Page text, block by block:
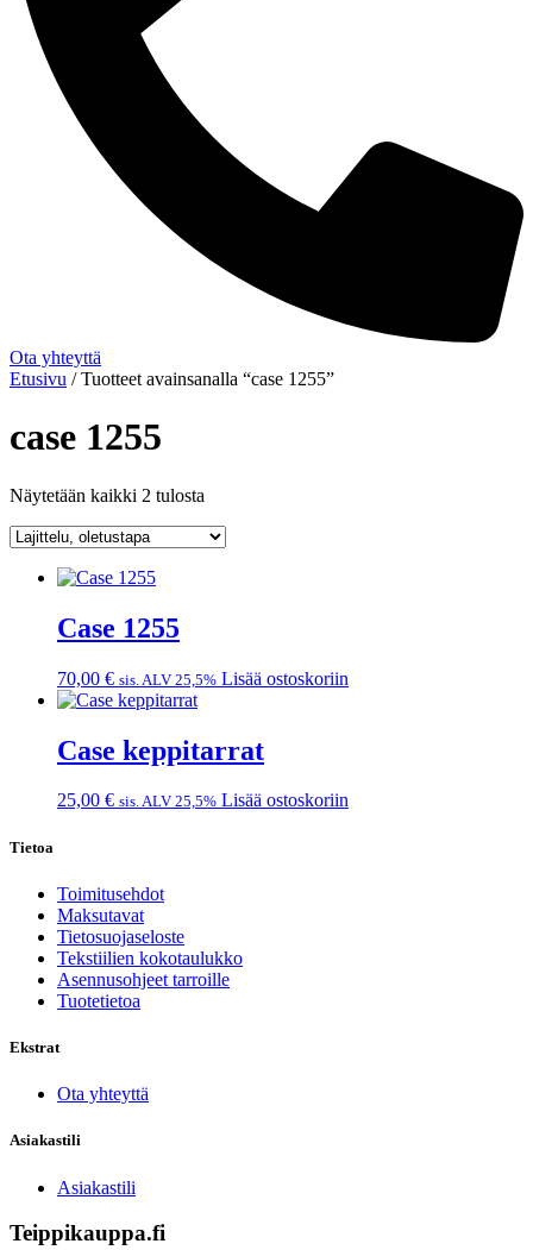
Ota yhteyttä
Etusivu / Tuotteet avainsanalla “case 1255”
case 1255
Näytetään kaikki 2 tulosta
Case 1255
70,00 € sis. ALV 25,5% Lisää ostoskoriin
Case keppitarrat
25,00 € sis. ALV 25,5% Lisää ostoskoriin
Tietoa
Toimitusehdot
Maksutavat
Tietosuojaseloste
Tekstiilien kokotaulukko
Asennusohjeet tarroille
Tuotetietoa
Ekstrat
Ota yhteyttä
Asiakastili
Asiakastili
Teippikauppa.fi